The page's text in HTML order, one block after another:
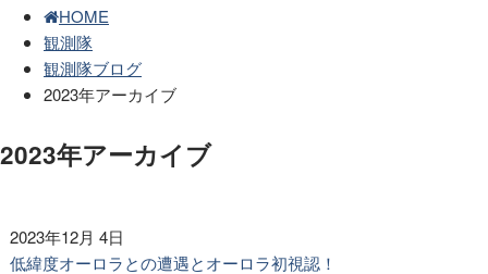
HOME
観測隊
観測隊ブログ
2023年アーカイブ
2023年アーカイブ
2023年12月 4日
低緯度オーロラとの遭遇とオーロラ初視認！